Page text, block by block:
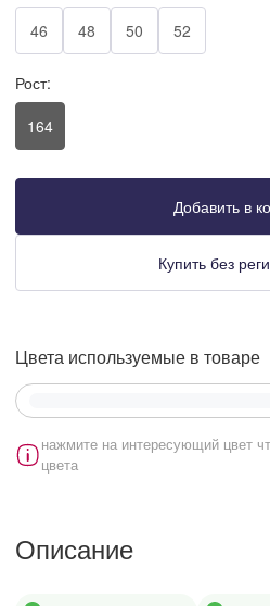
в WhatsApp
в Viber
в Max
- 19:00
- 15:00
46 48 50 52
Рост:
164
Добавить в
Купить без
Цвета используемые в товаре
нажмите на интересующий цвет
цвета
Описание